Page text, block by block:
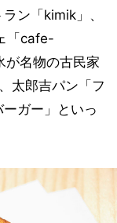
ン「kimik」、
「cafe-
が名物の古民家
太郎吉パン「フ
ガー」といっ